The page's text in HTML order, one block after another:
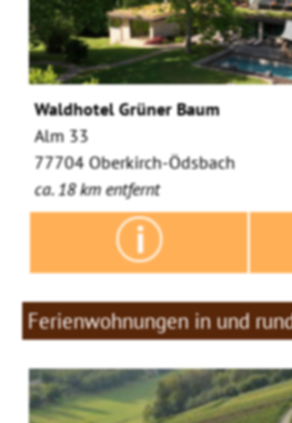
Waldhotel Grüner Baum
Alm 33
77704 Oberkirch-Ödsbach
ca. 18 km entfernt
Ferienwohnungen in und